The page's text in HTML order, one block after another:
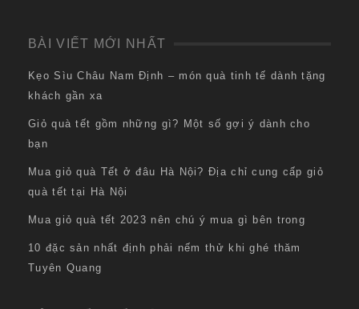
BÀI VIẾT MỚI NHẤT
Kẹo Sìu Châu Nam Định – món quà tinh tế dành tặng
khách gần xa
Giỏ quà tết gồm những gì? Một số gợi ý dành cho
bạn
Mua giỏ quà Tết ở đâu Hà Nội? Địa chỉ cung cấp giỏ
quà tết tại Hà Nội
Mua giỏ quà tết 2023 nên chú ý mua gì bên trong
10 đặc sản nhất định phải nếm thử khi ghé thăm
Tuyên Quang